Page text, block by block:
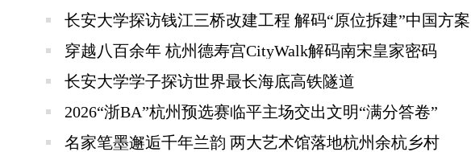
长安大学探访钱江三桥改建工程 解码“原位拆建”中国方案
穿越八百余年 杭州德寿宫CityWalk解码南宋皇家密码
长安大学学子探访世界最长海底高铁隧道
2026“浙BA”杭州预选赛临平主场交出文明“满分答卷”
名家笔墨邂逅千年兰韵 两大艺术馆落地杭州余杭乡村